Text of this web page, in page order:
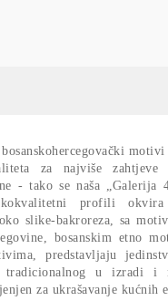
motivi
za najviše zahtjeve
- tako se naša „Galerija
profili
slike-bakroreza, sa
bosanskim etno
predstavljaju
u izradi i
za ukrašavanje kućnih